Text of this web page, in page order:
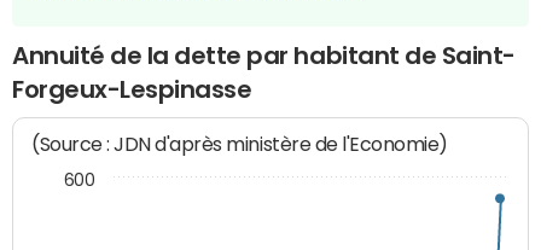
Annuité de la dette par habitant de Saint-
Forgeux-Lespinasse
(Source : JDN d'après ministère de l'Economie)
600